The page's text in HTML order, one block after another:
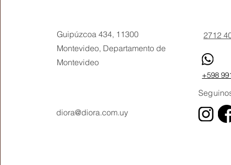
Guipúzcoa 434, 11300
Montevideo, Departamento de
Montevideo
2712
+598
diora@diora.com.uy
Social